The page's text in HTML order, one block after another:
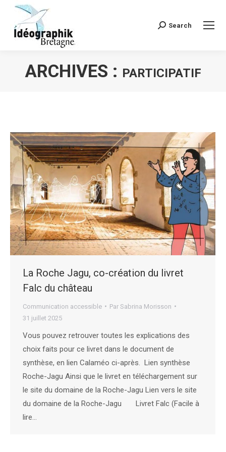
Recherche
Search
ARCHIVES : PARTICIPATIF
La Roche Jagu, co-création du livret
Falc du château
Communication accessible Par Sabrina Morisson
31 juillet 2025
Vous pouvez retrouver toutes les explications des
choix faits pour ce livret dans le document de
synthèse, en lien Calaméo ci-après. Lien synthèse
Roche-Jagu Ainsi que le livret en téléchargement sur
le site du domaine de la Roche-Jagu Lien vers le site
du domaine de la Roche-Jagu Livret Falc (Facile à
lire…